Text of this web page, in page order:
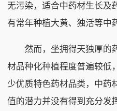
无污染，适合中药材生长及
有常年种植大黄、独活等中
然而，坐拥得天独厚的
材品种化种植程度普遍较低
少优质特色药材品类，中药
值的潜力并没有得到充分发